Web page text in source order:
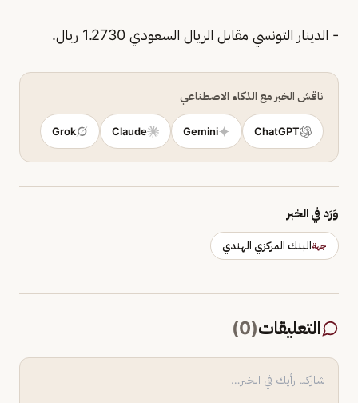
- الدينار التونسي مقابل الريال السعودي 1.2730 ريال.
ناقش الخبر مع الذكاء الاصطناعي
ChatGPT
Gemini
Claude
Grok
وَرَد في الخبر
جهةالبنك المركزي الهندي
التعليقات(
0
)